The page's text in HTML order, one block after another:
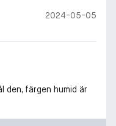
2024-05-05
den, färgen humid är